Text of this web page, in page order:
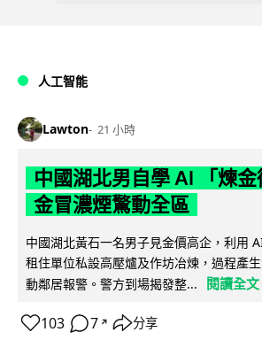
人工智能
Lawton 21 小時
中國湖北男自學 AI 「煉
金冒濃煙驚動全區
中國湖北黃石一名男子見金價高企，利用
租住單位私設高壓爐及作坊冶煉，過程產
動鄰居報警。警方到場揭發整...
閱讀全文
103 7 ↗ 分享